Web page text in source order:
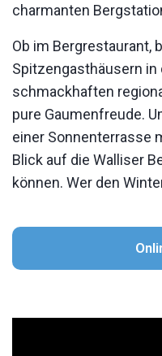
charmanten
Ob im Bergrestaurant,
Spitzengasthäusern in
schmackhaften
pure Gaumenfreude.
einer Sonnenterrasse
Blick auf die Walliser
können. Wer den